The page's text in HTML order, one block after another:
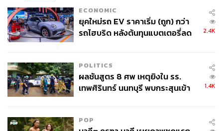
ECONOMIC
ยุคใหม่รถ EV ราคาเริ่ม (ถูก) กว่า
รถไฮบริด หลังต้นทุนแบตเตอรี่ลด
2.4K
POLITICS
ผลชันสูตร 8 ศพ เหตุยิงใน รร.
เทพศิรินทร์ นนทบุรี พบกระสุนเข้า
1.4K
POP